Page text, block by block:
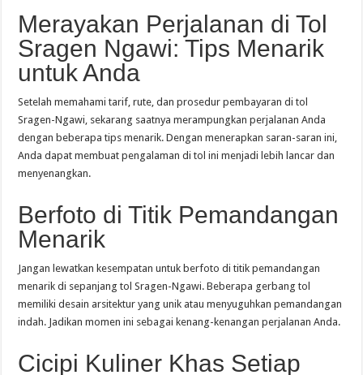
Merayakan Perjalanan di Tol
Sragen Ngawi: Tips Menarik
untuk Anda
Setelah memahami tarif, rute, dan prosedur pembayaran di tol
Sragen-Ngawi, sekarang saatnya merampungkan perjalanan Anda
dengan beberapa tips menarik. Dengan menerapkan saran-saran ini,
Anda dapat membuat pengalaman di tol ini menjadi lebih lancar dan
menyenangkan.
Berfoto di Titik Pemandangan
Menarik
Jangan lewatkan kesempatan untuk berfoto di titik pemandangan
menarik di sepanjang tol Sragen-Ngawi. Beberapa gerbang tol
memiliki desain arsitektur yang unik atau menyuguhkan pemandangan
indah. Jadikan momen ini sebagai kenang-kenangan perjalanan Anda.
Cicipi Kuliner Khas Setiap